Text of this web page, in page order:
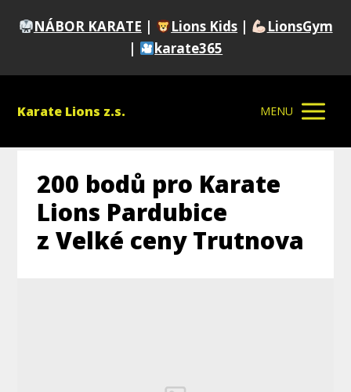
NÁBOR KARATE | Lions Kids |
LionsGym
|
karate365
Karate Lions z.s. MENU
200 bodů pro Karate
Lions Pardubice
z Velké ceny Trutnova